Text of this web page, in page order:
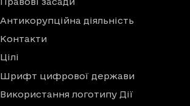
Антикорупційна діяльність
Контакти
Цілі
Шрифт цифрової держави
Використання логотипу Дії